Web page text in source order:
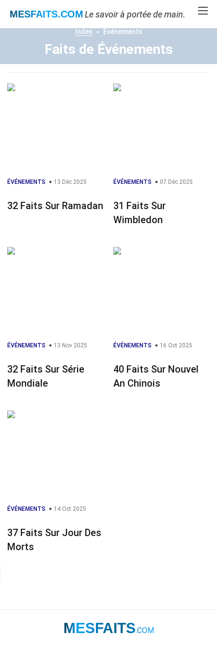
MESFAITS.COMLe savoir à portée de main.
Index Événements
Faits de Événements
ÉVÉNEMENTS 13 Déc 2025
32 Faits Sur Ramadan
ÉVÉNEMENTS 07 Déc 2025
31 Faits Sur
Wimbledon
ÉVÉNEMENTS 13 Nov 2025
32 Faits Sur Série
Mondiale
ÉVÉNEMENTS 16 Oct 2025
40 Faits Sur Nouvel
An Chinois
ÉVÉNEMENTS 14 Oct 2025
37 Faits Sur Jour Des
Morts
MESFAITS.COM